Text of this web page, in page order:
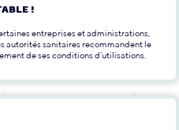
!
entreprises et administrations,
autorités sanitaires recommandent le
de ses conditions d’utilisations.